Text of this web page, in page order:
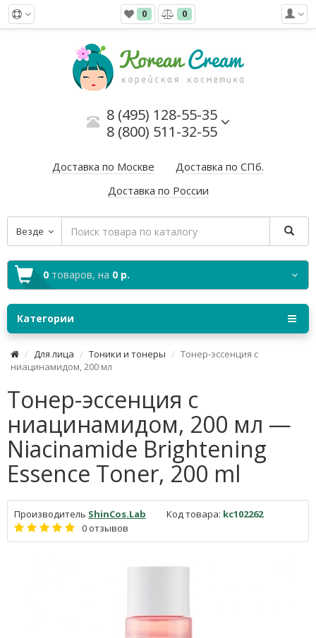
0 0
8 (495) 128-55-35
8 (800) 511-32-55
Доставка по Москве
Доставка по СПб.
Доставка по России
Везде
0 товаров, на 0 р.
Категории
Для лица Тоники и тонеры
Тонер-эссенция с
ниацинамидом, 200 мл
Тонер-эссенция с
ниацинамидом, 200 мл —
Niacinamide Brightening
Essence Toner, 200 ml
Производитель ShinCos.Lab Код товара: kc102262
0 отзывов